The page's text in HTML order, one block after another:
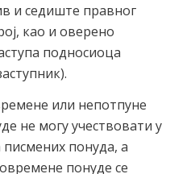
и седиште правног
као и оверено
подносиоца
или непотпуне
не могу учествовати у
понуда, а
понуде се